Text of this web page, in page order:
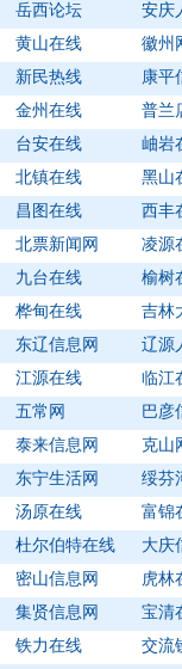
岳西论坛
安庆
黄山在线
徽州
新民热线
康平
金州在线
普兰
台安在线
岫岩
北镇在线
黑山
昌图在线
西丰
北票新闻网
凌源
九台在线
榆树
桦甸在线
吉林
东辽信息网
辽源
江源在线
临江
五常网
巴彦
泰来信息网
克山
东宁生活网
绥芬
汤原在线
富锦
杜尔伯特在线
大庆
密山信息网
虎林
集贤信息网
宝清
铁力在线
交流